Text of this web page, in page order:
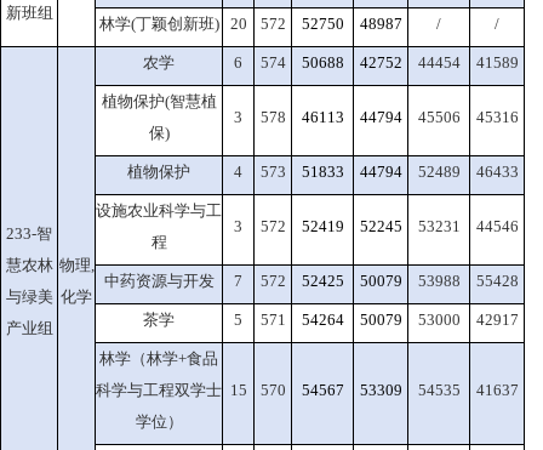
新班组
林学(丁颖创新班) 20 572 52750 48987 / /
233-智
慧农林
与绿美
产业组
物理,
化学
农学 6 574 50688 42752 44454 41589
植物保护(智慧植
保)
3 578 46113 44794 45506 45316
植物保护 4 573 51833 44794 52489 46433
设施农业科学与工
程
3 572 52419 52245 53231 44546
中药资源与开发 7 572 52425 50079 53988 55428
茶学 5 571 54264 50079 53000 42917
林学（林学+食品
科学与工程双学士
学位）
15 570 54567 53309 54535 41637